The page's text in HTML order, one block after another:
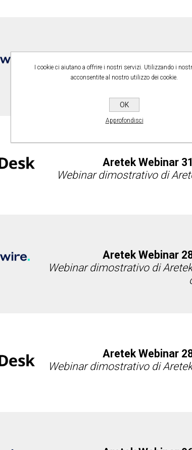
Aretek Webinar
Webinar dimostrativo di
Aretek Webinar
Webinar dimostrativo di
Aretek Webinar
Webinar dimostrativo di
Aretek Webinar
Webinar dimostrativo di
I cookie ci aiutano a offrire i nostri servizi. Utilizzando i
acconsentite al nostro utilizzo dei cookie.
OK
Approfondisci